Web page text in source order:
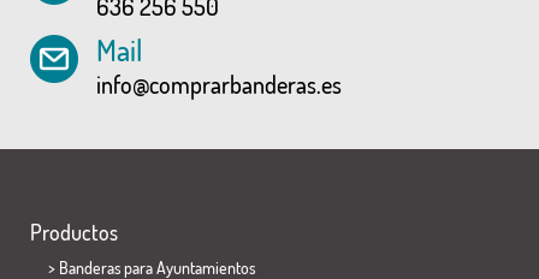
Mail
info@comprarbanderas.es
Productos
> Banderas para Ayuntamientos